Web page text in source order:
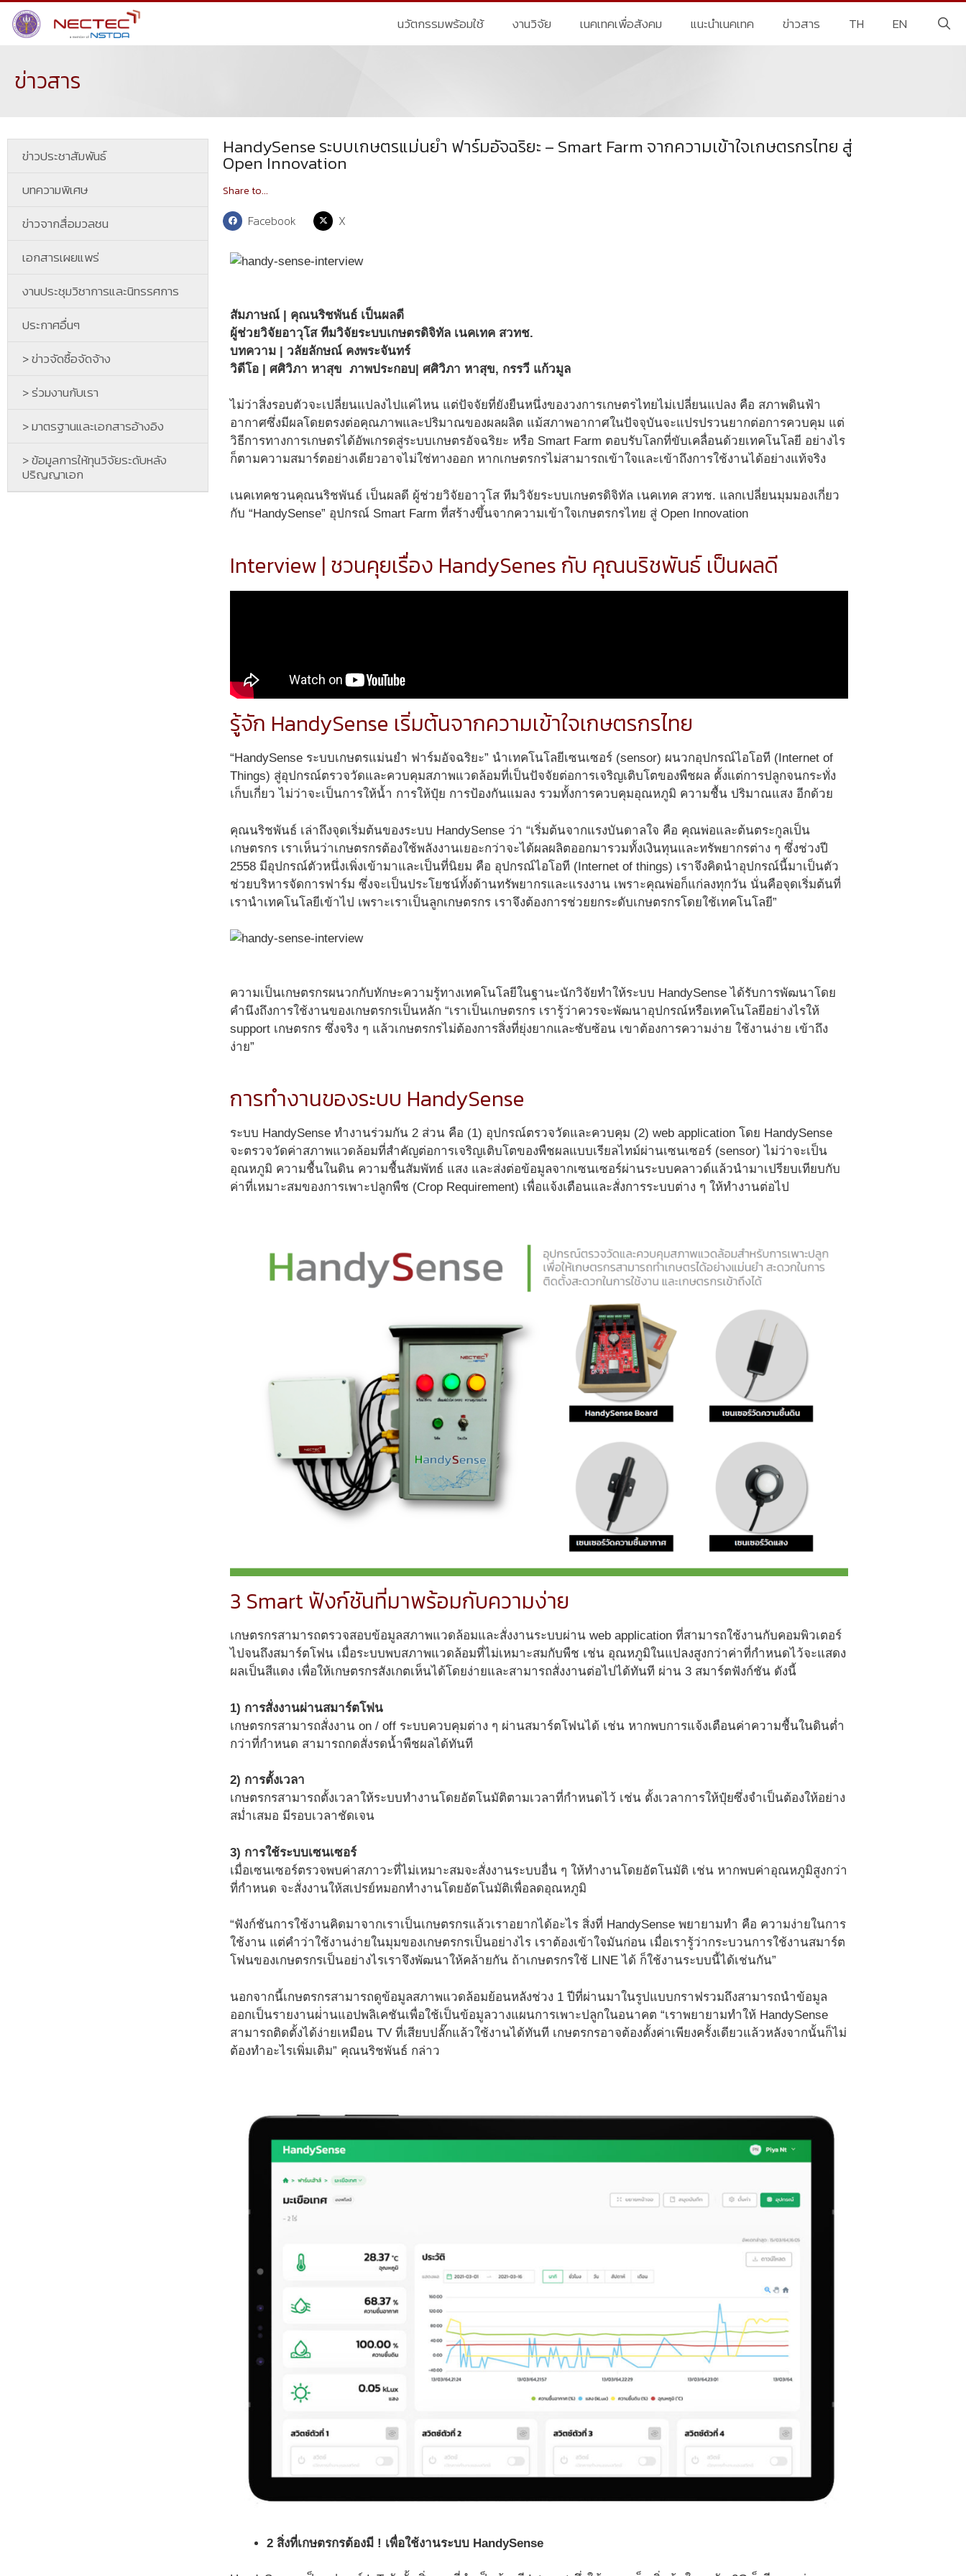
นวัตกรรมพร้อมใช้ งานวิจัย เนคเทคเพื่อสังคม แนะนำเนคเทค ข่าวสาร TH EN
ข่าวสาร
ข่าวประชาสัมพันธ์
บทความพิเศษ
ข่าวจากสื่อมวลชน
เอกสารเผยแพร่
งานประชุมวิชาการและนิทรรศการ
ประกาศอื่นๆ
> ข่าวจัดซื้อจัดจ้าง
> ร่วมงานกับเรา
> มาตรฐานและเอกสารอ้างอิง
> ข้อมูลการให้ทุนวิจัยระดับหลัง
ปริญญาเอก
HandySense ระบบเกษตรแม่นยำ ฟาร์มอัจฉริยะ – Smart Farm จากความเข้าใจเกษตรกรไทย สู่
Open Innovation
Share to...
Facebook X
สัมภาษณ์ | คุณนริชพันธ์ เป็นผลดี
ผู้ช่วยวิจัยอาวุโส ทีมวิจัยระบบเกษตรดิจิทัล เนคเทค สวทช.
บทความ | วลัยลักษณ์ คงพระจันทร์
วิดีโอ | ศศิวิภา หาสุข ภาพประกอบ| ศศิวิภา หาสุข, กรรวี แก้วมูล
ไม่ว่าสิ่งรอบตัวจะเปลี่ยนแปลงไปแค่ไหน แต่ปัจจัยที่ยังยืนหนึ่งของวงการเกษตรไทยไม่เปลี่ยนแปลง คือ สภาพดินฟ้า
อากาศซึ่งมีผลโดยตรงต่อคุณภาพและปริมาณของผลผลิต แม้สภาพอากาศในปัจจุบันจะแปรปรวนยากต่อการควบคุม แต่
วิธีการทางการเกษตรได้อัพเกรดสู่ระบบเกษตรอัจฉริยะ หรือ Smart Farm ตอบรับโลกที่ขับเคลื่อนด้วยเทคโนโลยี อย่างไร
ก็ตามความสมาร์ตอย่างเดียวอาจไม่ใช่ทางออก หากเกษตรกรไม่สามารถเข้าใจและเข้าถึงการใช้งานได้อย่างแท้จริง
เนคเทคชวนคุณนริชพันธ์ เป็นผลดี ผู้ช่วยวิจัยอาวุโส ทีมวิจัยระบบเกษตรดิจิทัล เนคเทค สวทช. แลกเปลี่ยนมุมมองเกี่ยว
กับ “HandySense” อุปกรณ์ Smart Farm ที่สร้างขึ้นจากความเข้าใจเกษตรกรไทย สู่ Open Innovation
Interview | ชวนคุยเรื่อง HandySenes กับ คุณนริชพันธ์ เป็นผลดี
รู้จัก HandySense เริ่มต้นจากความเข้าใจเกษตรกรไทย
“HandySense ระบบเกษตรแม่นยำ ฟาร์มอัจฉริยะ” นำเทคโนโลยีเซนเซอร์ (sensor) ผนวกอุปกรณ์ไอโอที (Internet of
Things) สู่อุปกรณ์ตรวจวัดและควบคุมสภาพแวดล้อมที่เป็นปัจจัยต่อการเจริญเติบโตของพืชผล ตั้งแต่การปลูกจนกระทั่ง
เก็บเกี่ยว ไม่ว่าจะเป็นการให้น้ำ การให้ปุ๋ย การป้องกันแมลง รวมทั้งการควบคุมอุณหภูมิ ความชื้น ปริมาณแสง อีกด้วย
คุณนริชพันธ์ เล่าถึงจุดเริ่มต้นของระบบ HandySense ว่า “เริ่มต้นจากแรงบันดาลใจ คือ คุณพ่อและต้นตระกูลเป็น
เกษตรกร เราเห็นว่าเกษตรกรต้องใช้พลังงานเยอะกว่าจะได้ผลผลิตออกมารวมทั้งเงินทุนและทรัพยากรต่าง ๆ ซึ่งช่วงปี
2558 มีอุปกรณ์ตัวหนึ่งเพิ่งเข้ามาและเป็นที่นิยม คือ อุปกรณ์ไอโอที (Internet of things) เราจึงคิดนำอุปกรณ์นี้มาเป็นตัว
ช่วยบริหารจัดการฟาร์ม ซึ่งจะเป็นประโยชน์ทั้งด้านทรัพยากรและแรงงาน เพราะคุณพ่อก็แก่ลงทุกวัน นั่นคือจุดเริ่มต้นที่
เรานำเทคโนโลยีเข้าไป เพราะเราเป็นลูกเกษตรกร เราจึงต้องการช่วยยกระดับเกษตรกรโดยใช้เทคโนโลยี”
ความเป็นเกษตรกรผนวกกับทักษะความรู้ทางเทคโนโลยีในฐานะนักวิจัยทำให้ระบบ HandySense ได้รับการพัฒนาโดย
คำนึงถึงการใช้งานของเกษตรกรเป็นหลัก “เราเป็นเกษตรกร เรารู้ว่าควรจะพัฒนาอุปกรณ์หรือเทคโนโลยีอย่างไรให้
support เกษตรกร ซึ่งจริง ๆ แล้วเกษตรกรไม่ต้องการสิ่งที่ยุ่งยากและซับซ้อน เขาต้องการความง่าย ใช้งานง่าย เข้าถึง
ง่าย”
การทำงานของระบบ HandySense
ระบบ HandySense ทำงานร่วมกัน 2 ส่วน คือ (1) อุปกรณ์ตรวจวัดและควบคุม (2) web application โดย HandySense
จะตรวจวัดค่าสภาพแวดล้อมที่สำคัญต่อการเจริญเติบโตของพืชผลแบบเรียลไทม์ผ่านเซนเซอร์ (sensor) ไม่ว่าจะเป็น
อุณหภูมิ ความชื้นในดิน ความชื้นสัมพัทธ์ แสง และส่งต่อข้อมูลจากเซนเซอร์ผ่านระบบคลาวด์แล้วนำมาเปรียบเทียบกับ
ค่าที่เหมาะสมของการเพาะปลูกพืช (Crop Requirement) เพื่อแจ้งเตือนและสั่งการระบบต่าง ๆ ให้ทำงานต่อไป
3 Smart ฟังก์ชันที่มาพร้อมกับความง่าย
เกษตรกรสามารถตรวจสอบข้อมูลสภาพแวดล้อมและสั่งงานระบบผ่าน web application ที่สามารถใช้งานกับคอมพิวเตอร์
ไปจนถึงสมาร์ตโฟน เมื่อระบบพบสภาพแวดล้อมที่ไม่เหมาะสมกับพืช เช่น อุณหภูมิในแปลงสูงกว่าค่าที่กำหนดไว้จะแสดง
ผลเป็นสีแดง เพื่อให้เกษตรกรสังเกตเห็นได้โดยง่ายและสามารถสั่งงานต่อไปได้ทันที ผ่าน 3 สมาร์ตฟังก์ชัน ดังนี้
1) การสั่งงานผ่านสมาร์ตโฟน
เกษตรกรสามารถสั่งงาน on / off ระบบควบคุมต่าง ๆ ผ่านสมาร์ตโฟนได้ เช่น หากพบการแจ้งเตือนค่าความชื้นในดินต่ำ
กว่าที่กำหนด สามารถกดสั่งรดน้ำพืชผลได้ทันที
2) การตั้งเวลา
เกษตรกรสามารถตั้งเวลาให้ระบบทำงานโดยอัตโนมัติตามเวลาที่กำหนดไว้ เช่น ตั้งเวลาการให้ปุ๋ยซึ่งจำเป็นต้องให้อย่าง
สม่ำเสมอ มีรอบเวลาชัดเจน
3) การใช้ระบบเซนเซอร์
เมื่อเซนเซอร์ตรวจพบค่าสภาวะที่ไม่เหมาะสมจะสั่งงานระบบอื่น ๆ ให้ทำงานโดยอัตโนมัติ เช่น หากพบค่าอุณหภูมิสูงกว่า
ที่กำหนด จะสั่งงานให้สเปรย์หมอกทำงานโดยอัตโนมัติเพื่อลดอุณหภูมิ
“ฟังก์ชันการใช้งานคิดมาจากเราเป็นเกษตรกรแล้วเราอยากได้อะไร สิ่งที่ HandySense พยายามทำ คือ ความง่ายในการ
ใช้งาน แต่คำว่าใช้งานง่ายในมุมของเกษตรกรเป็นอย่างไร เราต้องเข้าใจมันก่อน เมื่อเรารู้ว่ากระบวนการใช้งานสมาร์ต
โฟนของเกษตรกรเป็นอย่างไรเราจึงพัฒนาให้คล้ายกัน ถ้าเกษตรกรใช้ LINE ได้ ก็ใช้งานระบบนี้ได้เช่นกัน”
นอกจากนี้เกษตรกรสามารถดูข้อมูลสภาพแวดล้อมย้อนหลังช่วง 1 ปีที่ผ่านมาในรูปแบบกราฟรวมถึงสามารถนำข้อมูล
ออกเป็นรายงานผ่่านแอปพลิเคชันเพื่อใช้เป็นข้อมูลวางแผนการเพาะปลูกในอนาคต “เราพยายามทำให้ HandySense
สามารถติดตั้งได้ง่ายเหมือน TV ที่เสียบปลั๊กแล้วใช้งานได้ทันที เกษตรกรอาจต้องตั้งค่าเพียงครั้งเดียวแล้วหลังจากนั้นก็ไม่
ต้องทำอะไรเพิ่มเติม” คุณนริชพันธ์ กล่าว
2 สิ่งที่เกษตรกรต้องมี ! เพื่อใช้งานระบบ HandySense